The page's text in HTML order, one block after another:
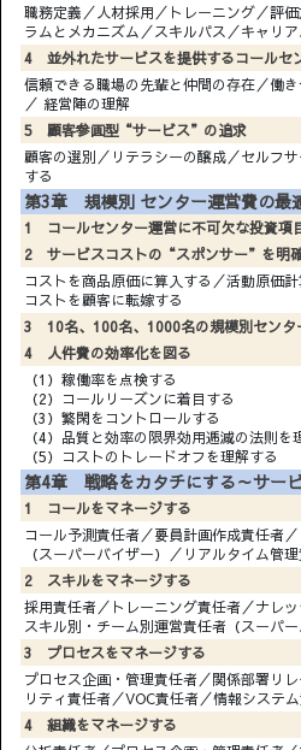
職務定義／人材採用／トレーニング／評
ラムとメカニズム／スキルパス／キャリア
4 並外れたサービスを提供するコールセ
信頼できる職場の先輩と仲間の存在／働
／ 経営陣の理解
5 顧客参画型“サービス”の追求
顧客の選別／リテラシーの醸成／セルフ
する
第3章 規模別 センター運営費の最
1 コールセンター運営に不可欠な投資項
2 サービスコストの“スポンサー”を明
コストを商品原価に算入する／活動原価
コストを顧客に転嫁する
3 10名、100名、1000名の規模別センタ
4 人件費の効率化を図る
（1）稼働率を点検する
（2）コールリーズンに着目する
（3）繁閑をコントロールする
（4）品質と効率の限界効用逓減の法則を
（5）コストのトレードオフを理解する
第4章 戦略をカタチにする～サー
1 コールをマネージする
コール予測責任者／要員計画作成責任者
（スーパーバイザー）／リアルタイム管
2 スキルをマネージする
採用責任者／トレーニング責任者／ナレ
スキル別・チーム別運営責任者（スーパー
3 プロセスをマネージする
プロセス企画・管理責任者／関係部署リ
リティ責任者／VOC責任者／情報システ
4 組織をマネージする